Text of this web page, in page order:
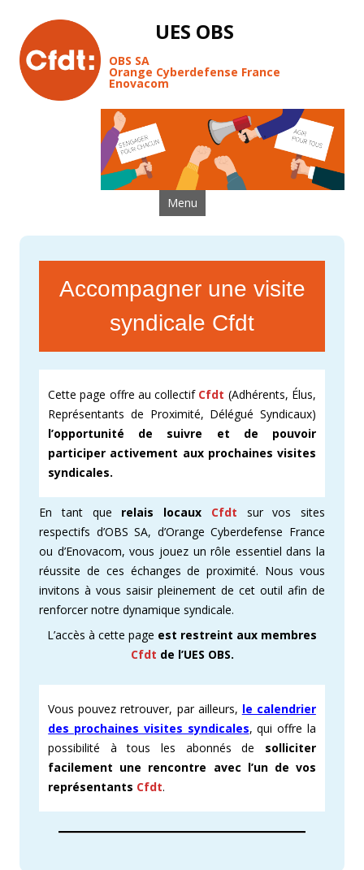
UES OBS
OBS SA
Orange Cyberdefense France
Enovacom
Menu Aller au contenu
Accompagner une visite
syndicale Cfdt
Cette page offre au collectif Cfdt (Adhérents, Élus,
Représentants de Proximité, Délégué Syndicaux)
l’opportunité de suivre et de pouvoir
participer activement aux prochaines visites
syndicales.
En tant que relais locaux Cfdt sur vos sites
respectifs d’OBS SA, d’Orange Cyberdefense France
ou d’Enovacom, vous jouez un rôle essentiel dans la
réussite de ces échanges de proximité. Nous vous
invitons à vous saisir pleinement de cet outil afin de
renforcer notre dynamique syndicale.
L’accès à cette page est restreint aux membres
Cfdt de l’UES OBS.
Vous pouvez retrouver, par ailleurs, le calendrier
des prochaines visites syndicales, qui offre la
possibilité à tous les abonnés de solliciter
facilement une rencontre avec l’un de vos
représentants Cfdt.